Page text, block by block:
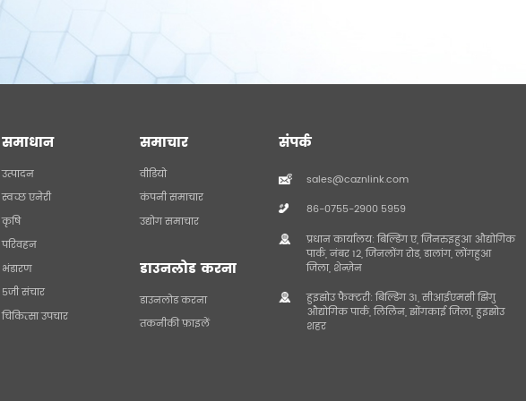
समाधान
उत्पादन
स्वच्छ एनेरी
कृषि
परिवहन
भंडारण
5जी संचार
चिकित्सा उपचार
समाचार
वीडियो
कंपनी समाचार
उद्योग समाचार
डाउनलोड करना
डाउनलोड करना
तकनीकी फ़ाइलें
संपर्क
sales@caznlink.com
86-0755-2900 5959
प्रधान कार्यालय: बिल्डिंग ए, जिनरुइहुआ औद्योगिक
पार्क, नंबर 12, जिनलोंग रोड, डालांग, लोंगहुआ
जिला, शेन्ज़ेन
हुइझोउ फैक्टरी: बिल्डिंग 31, सीआईएमसी झिगु
औद्योगिक पार्क, लिलिन, झोंगकाई जिला, हुइझोउ
शहर